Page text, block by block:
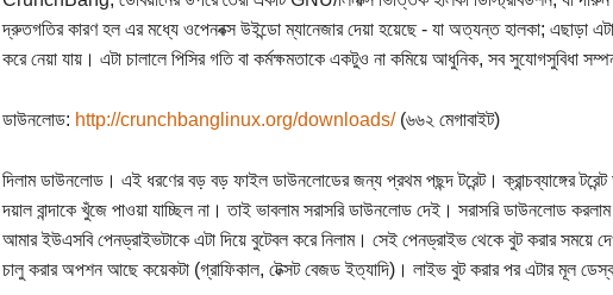
দ্রুতগতির কারণ হল এর মধ্যে ওপেনবক্স উইন্ডো ম্যানেজার দেয়া হয়েছে - যা অত্যন্ত হালকা; এছাড়া
করে নেয়া যায়। এটা চালালে পিসির গতি বা কর্মক্ষমতাকে একটুও না কমিয়ে আধুনিক, সব সুযোগসুবিধা
ডাউনলোড: http://crunchbanglinux.org/downloads/(৬৬২ মেগাবাইট)
দিলাম ডাউনলোড। এই ধরণের বড় বড় ফাইল ডাউনলোডের জন্য প্রথম পছন্দ টরেন্ট। ক্রান্চব্যাঙ্গের
দয়াল বান্দাকে খুঁজে পাওয়া যাচ্ছিল না। তাই ভাবলাম সরাসরি ডাউনলোড দেই। সরাসরি ডাউনলোড
আমার ইউএসবি পেনড্রাইভটাকে এটা দিয়ে বুটেবল করে নিলাম। সেই পেনড্রাইভ থেকে বুট করার সময়ে
চালু করার অপশন আছে কয়েকটা (গ্রাফিকাল, টেক্সট বেজড ইত্যাদি)। লাইভ বুট করার পর এটার মূল